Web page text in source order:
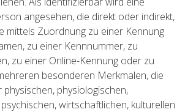
angesehen, die direkt oder indirekt,
mittels Zuordnung zu einer Kennung
zu einer Kennnummer, zu
zu einer Online-Kennung oder zu
besonderen Merkmalen, die
physiologischen,
wirtschaftlichen, kulturellen